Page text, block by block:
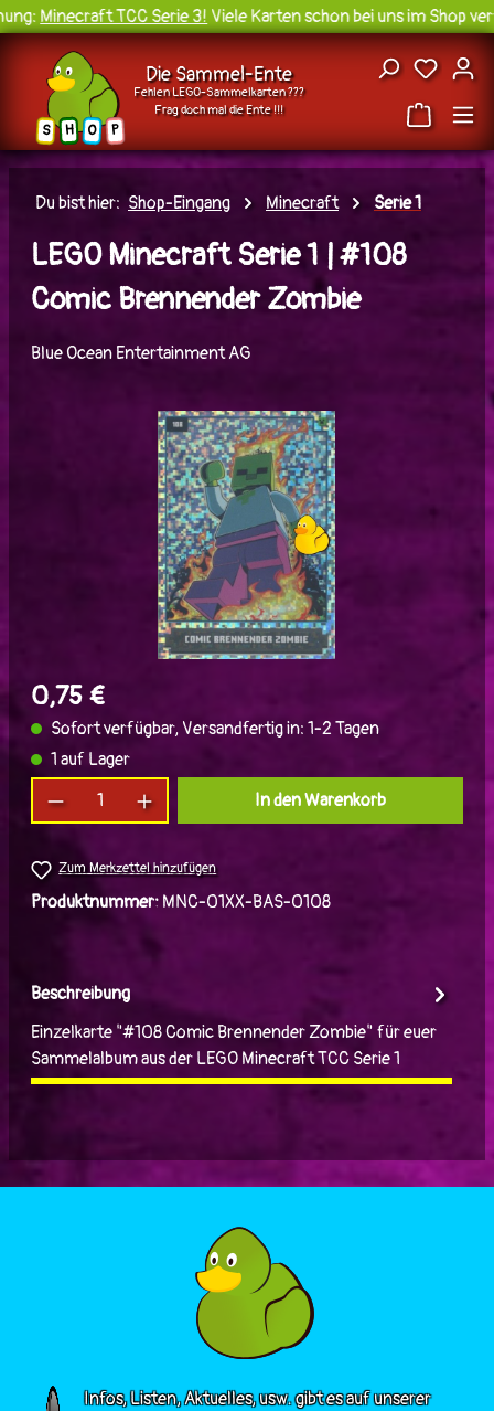
Zum Hauptinhalt springen
Minecraft TCC Serie 3!Viele Karten schon bei uns im Shop
S H O P
Die Sammel-Ente
Fehlen LEGO-Sammelkarten ???
Frag doch mal die Ente !!!
Du
Du bist hier: Shop-Eingang Minecraft Serie 1
LEGO Minecraft Serie 1 | #108
Comic Brennender Zombie
Blue Ocean Entertainment AG
Bildergalerie überspringen
0,75 €
Sofort verfügbar, Versandfertig in: 1-2 Tagen
1 auf Lager
Produkt Anzahl: Gib den gewünschten Wert
In den Warenkorb
Zum Merkzettel hinzufügen
Produktnummer: MNC-01XX-BAS-0108
Beschreibung
Einzelkarte "#108 Comic Brennender Zombie" für euer
Sammelalbum aus der LEGO Minecraft TCC Serie 1
Infos, Listen, Aktuelles, usw. gibt es auf unserer